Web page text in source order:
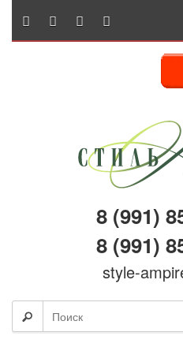
8 (991)
8 (991)
style-